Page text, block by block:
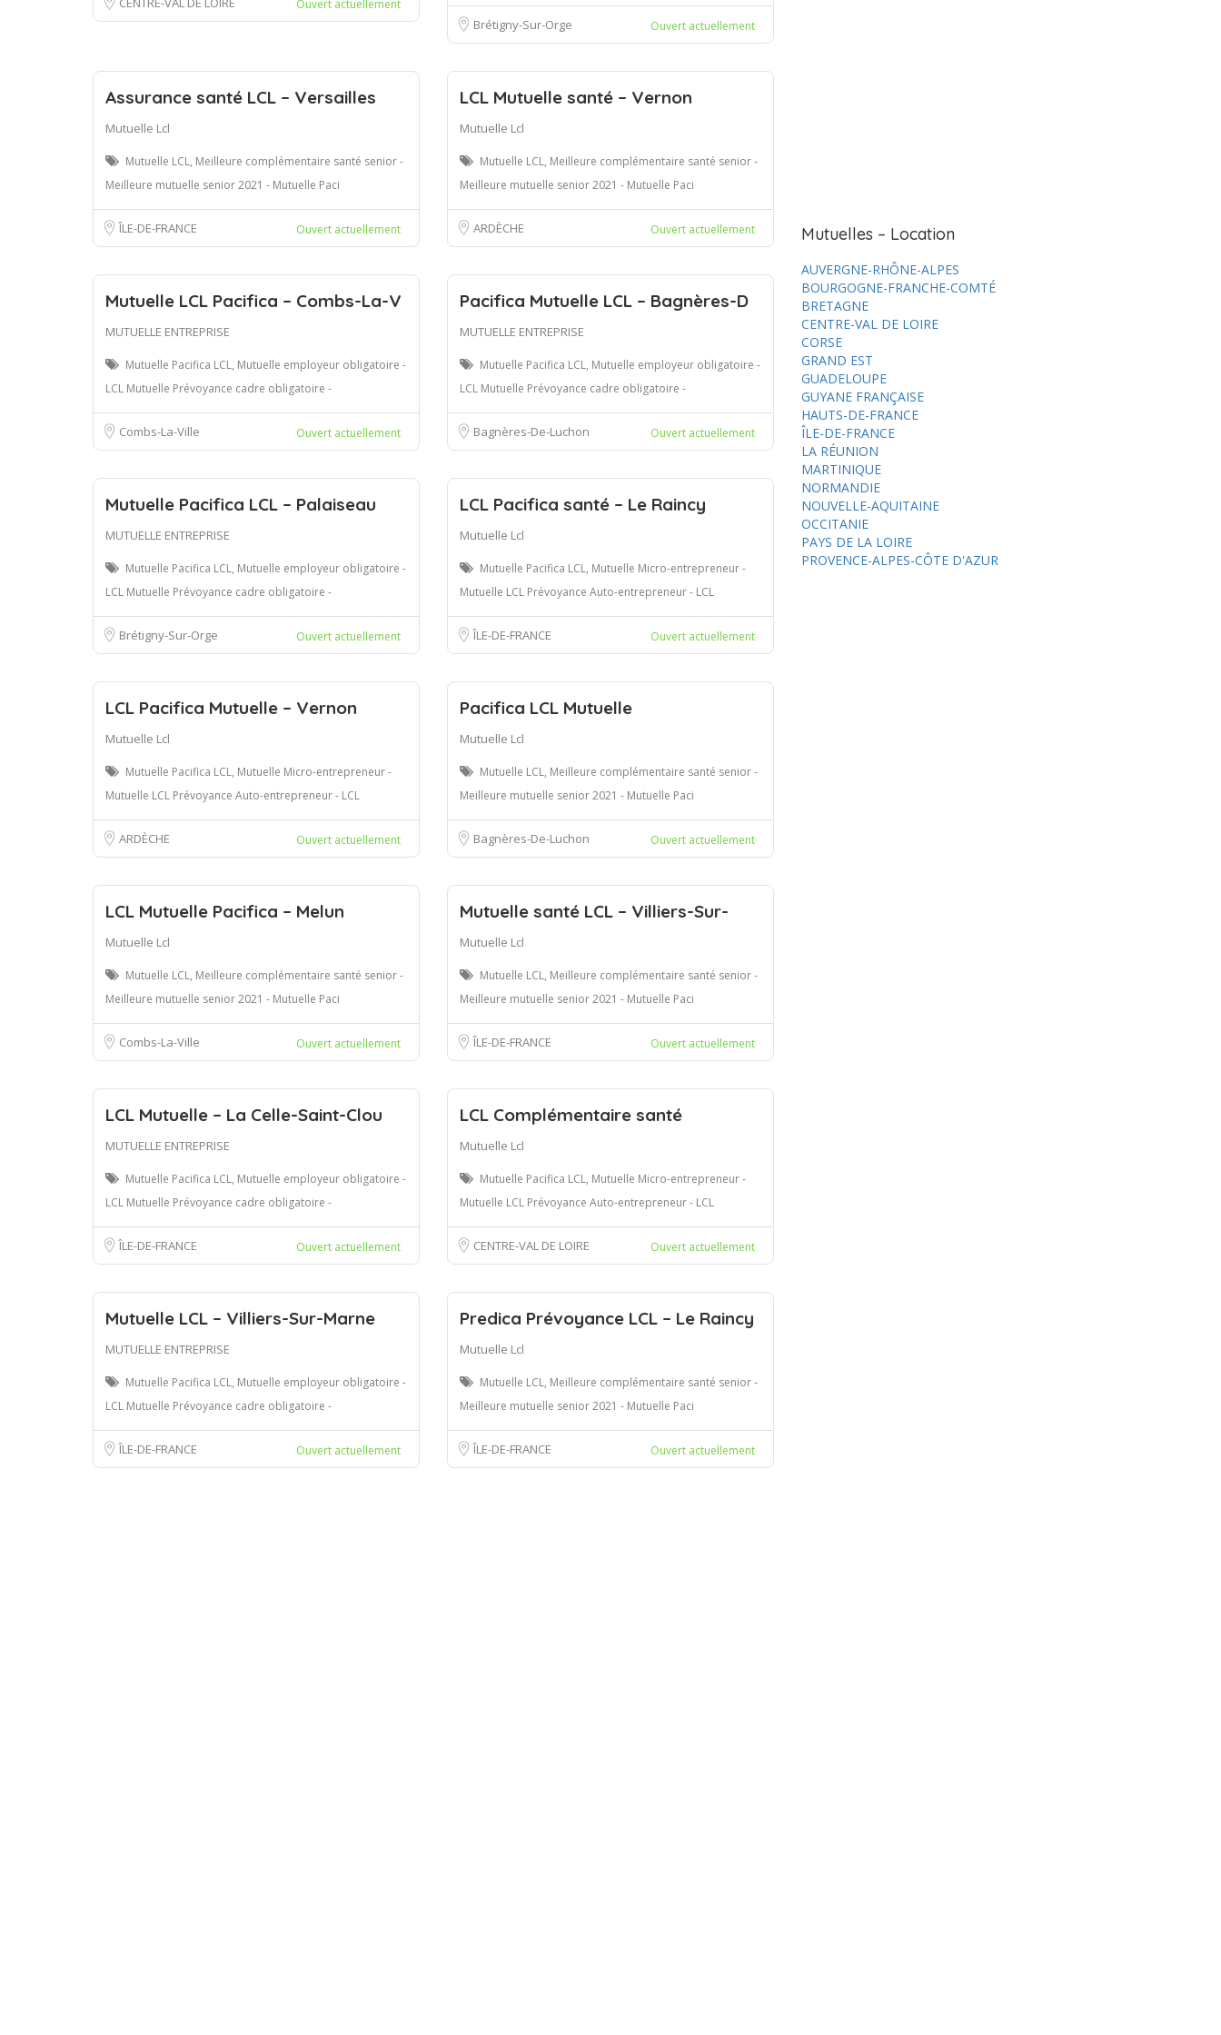
Ouvert actuellement
Brétigny-Sur-Orge Ouvert actuellement
Assurance santé LCL – Versailles
Mutuelle Lcl
Mutuelle LCL, Meilleure complémentaire santé senior -
Meilleure mutuelle senior 2021 - Mutuelle Paci
ÎLE-DE-FRANCE Ouvert actuellement
LCL Mutuelle santé – Vernon
Mutuelle Lcl
Mutuelle LCL, Meilleure complémentaire santé senior -
Meilleure mutuelle senior 2021 - Mutuelle Paci
ARDÈCHE Ouvert actuellement
Mutuelle LCL Pacifica – Combs-La-V
MUTUELLE ENTREPRISE
Mutuelle Pacifica LCL, Mutuelle employeur obligatoire -
LCL Mutuelle Prévoyance cadre obligatoire -
Combs-La-Ville Ouvert actuellement
Pacifica Mutuelle LCL – Bagnères-D
MUTUELLE ENTREPRISE
Mutuelle Pacifica LCL, Mutuelle employeur obligatoire -
LCL Mutuelle Prévoyance cadre obligatoire -
Bagnères-De-Luchon Ouvert actuellement
Mutuelle Pacifica LCL – Palaiseau
MUTUELLE ENTREPRISE
Mutuelle Pacifica LCL, Mutuelle employeur obligatoire -
LCL Mutuelle Prévoyance cadre obligatoire -
Brétigny-Sur-Orge Ouvert actuellement
LCL Pacifica santé – Le Raincy
Mutuelle Lcl
Mutuelle Pacifica LCL, Mutuelle Micro-entrepreneur -
Mutuelle LCL Prévoyance Auto-entrepreneur - LCL
ÎLE-DE-FRANCE Ouvert actuellement
LCL Pacifica Mutuelle – Vernon
Mutuelle Lcl
Mutuelle Pacifica LCL, Mutuelle Micro-entrepreneur -
Mutuelle LCL Prévoyance Auto-entrepreneur - LCL
ARDÈCHE Ouvert actuellement
Pacifica LCL Mutuelle
Mutuelle Lcl
Mutuelle LCL, Meilleure complémentaire santé senior -
Meilleure mutuelle senior 2021 - Mutuelle Paci
Bagnères-De-Luchon Ouvert actuellement
LCL Mutuelle Pacifica – Melun
Mutuelle Lcl
Mutuelle LCL, Meilleure complémentaire santé senior -
Meilleure mutuelle senior 2021 - Mutuelle Paci
Combs-La-Ville Ouvert actuellement
Mutuelle santé LCL – Villiers-Sur-
Mutuelle Lcl
Mutuelle LCL, Meilleure complémentaire santé senior -
Meilleure mutuelle senior 2021 - Mutuelle Paci
ÎLE-DE-FRANCE Ouvert actuellement
LCL Mutuelle – La Celle-Saint-Clou
MUTUELLE ENTREPRISE
Mutuelle Pacifica LCL, Mutuelle employeur obligatoire -
LCL Mutuelle Prévoyance cadre obligatoire -
ÎLE-DE-FRANCE Ouvert actuellement
LCL Complémentaire santé
Mutuelle Lcl
Mutuelle Pacifica LCL, Mutuelle Micro-entrepreneur -
Mutuelle LCL Prévoyance Auto-entrepreneur - LCL
CENTRE-VAL DE LOIRE Ouvert actuellement
Mutuelle LCL – Villiers-Sur-Marne
MUTUELLE ENTREPRISE
Mutuelle Pacifica LCL, Mutuelle employeur obligatoire -
LCL Mutuelle Prévoyance cadre obligatoire -
ÎLE-DE-FRANCE Ouvert actuellement
Predica Prévoyance LCL – Le Raincy
Mutuelle Lcl
Mutuelle LCL, Meilleure complémentaire santé senior -
Meilleure mutuelle senior 2021 - Mutuelle Paci
ÎLE-DE-FRANCE Ouvert actuellement
Mutuelles – Location
AUVERGNE-RHÔNE-ALPES
BOURGOGNE-FRANCHE-COMTÉ
BRETAGNE
CENTRE-VAL DE LOIRE
CORSE
GRAND EST
GUADELOUPE
GUYANE FRANÇAISE
HAUTS-DE-FRANCE
ÎLE-DE-FRANCE
LA RÉUNION
MARTINIQUE
NORMANDIE
NOUVELLE-AQUITAINE
OCCITANIE
PAYS DE LA LOIRE
PROVENCE-ALPES-CÔTE D'AZUR